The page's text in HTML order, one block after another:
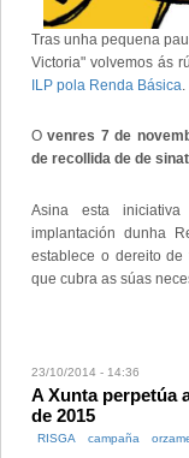
Tras unha pequena
Victoria" volvemos ás
ILP pola Renda Básica
Ovenres 7 de
de recollida de de
Asina esta
implantación dunha
establece o dereito
que cubra as súas
23/10/2014 - 14:36
A Xunta perpetúa
de 2015
RISGA campaña